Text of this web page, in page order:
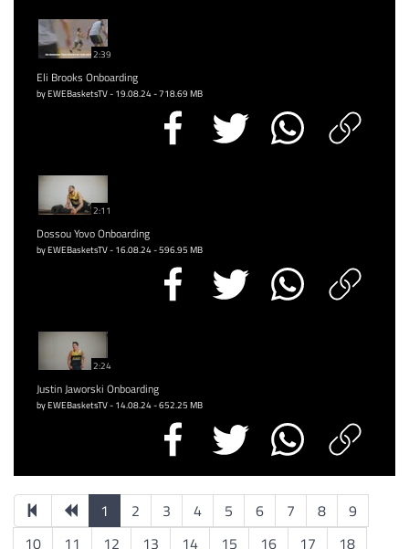
2:39
Eli Brooks Onboarding
by EWEBasketsTV - 19.08.24 - 718.69 MB
2:11
Dossou Yovo Onboarding
by EWEBasketsTV - 16.08.24 - 596.95 MB
2:24
Justin Jaworski Onboarding
by EWEBasketsTV - 14.08.24 - 652.25 MB
1 2 3 4 5 6 7 8
9
10
11 12 13 14 15 16 17 18